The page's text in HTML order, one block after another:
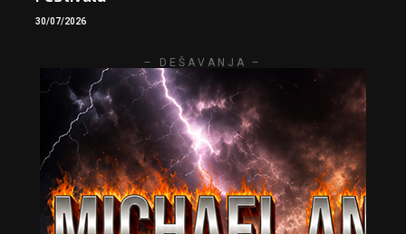
30/07/2026
– DEŠAVANJA –